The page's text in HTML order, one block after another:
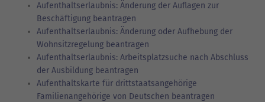
Aufenthaltserlaubnis: Änderung der Auflagen zur
Beschäftigung beantragen
Aufenthaltserlaubnis: Änderung oder Aufhebung der
Wohnsitzregelung beantragen
Aufenthaltserlaubnis: Arbeitsplatzsuche nach Abschluss
der Ausbildung beantragen
Aufenthaltskarte für drittstaatsangehörige
Familienangehörige von Deutschen beantragen